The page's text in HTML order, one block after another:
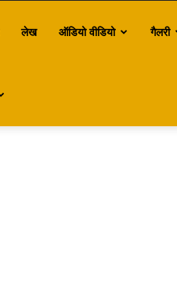
लेख ऑडियो वीडियो गैलरी